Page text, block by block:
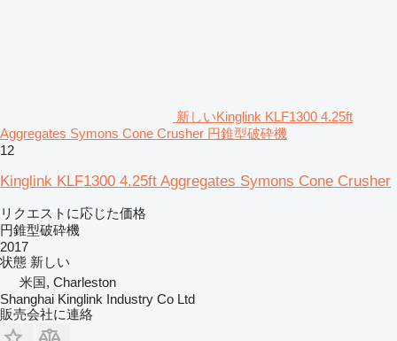
新しいKinglink KLF1300 4.25ft
Aggregates Symons Cone Crusher 円錐型破砕機
12
Kinglink KLF1300 4.25ft Aggregates Symons Cone Crusher
リクエストに応じた価格
円錐型破砕機
2017
状態 新しい
米国, Charleston
Shanghai Kinglink Industry Co Ltd
販売会社に連絡